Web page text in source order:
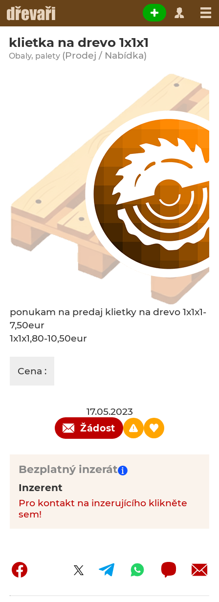
klietka na drevo 1x1x1
Obaly, palety (Prodej / Nabídka)
ponukam na predaj klietky na drevo 1x1x1-
7,50eur
1x1x1,80-10,50eur
Cena :
17.05.2023
Žádost
Bezplatný inzerát
Inzerent
Pro kontakt na inzerujícího klikněte
sem!